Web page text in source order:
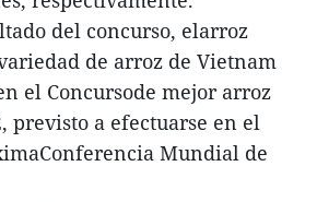
del concurso, elarroz
de arroz de Vietnam
el Concursode mejor arroz
previsto a efectuarse en el
Mundial de